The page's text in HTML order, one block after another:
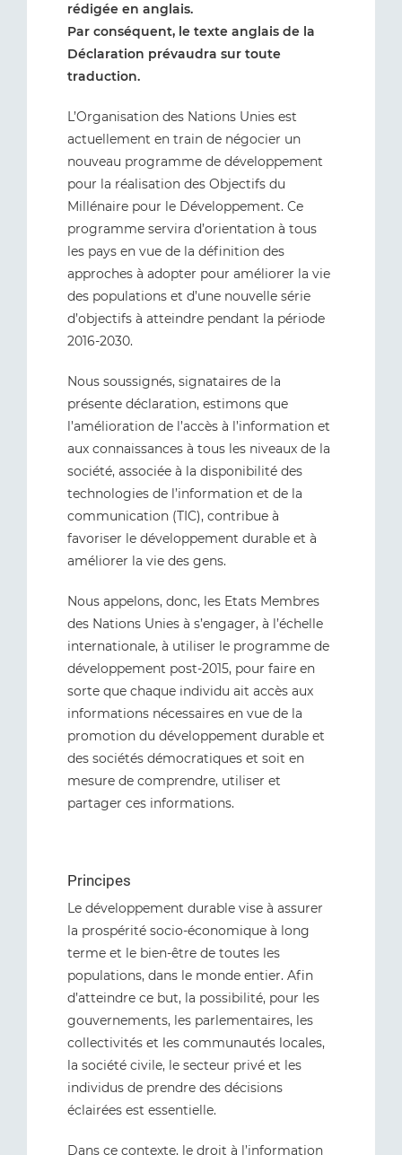
rédigée en anglais.
Par conséquent, le texte anglais de la
Déclaration prévaudra sur toute
traduction.
L’Organisation des Nations Unies est
actuellement en train de négocier un
nouveau programme de développement
pour la réalisation des Objectifs du
Millénaire pour le Développement. Ce
programme servira d’orientation à tous
les pays en vue de la définition des
approches à adopter pour améliorer la vie
des populations et d’une nouvelle série
d’objectifs à atteindre pendant la période
2016-2030.
Nous soussignés, signataires de la
présente déclaration, estimons que
l’amélioration de l’accès à l’information et
aux connaissances à tous les niveaux de la
société, associée à la disponibilité des
technologies de l’information et de la
communication (TIC), contribue à
favoriser le développement durable et à
améliorer la vie des gens.
Nous appelons, donc, les Etats Membres
des Nations Unies à s’engager, à l’échelle
internationale, à utiliser le programme de
développement post-2015, pour faire en
sorte que chaque individu ait accès aux
informations nécessaires en vue de la
promotion du développement durable et
des sociétés démocratiques et soit en
mesure de comprendre, utiliser et
partager ces informations.
Principes
Le développement durable vise à assurer
la prospérité socio-économique à long
terme et le bien-être de toutes les
populations, dans le monde entier. Afin
d’atteindre ce but, la possibilité, pour les
gouvernements, les parlementaires, les
collectivités et les communautés locales,
la société civile, le secteur privé et les
individus de prendre des décisions
éclairées est essentielle.
Dans ce contexte, le droit à l’information